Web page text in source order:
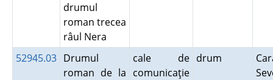
drumul
roman trecea
râul Nera
52945.03 Drumul
roman de la
cale de
comunicaţie
drum